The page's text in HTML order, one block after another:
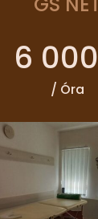
6 000
/ Óra